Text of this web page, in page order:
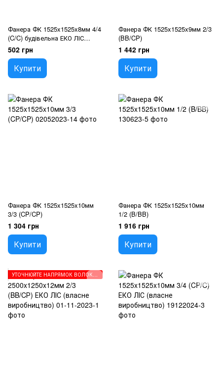
Фанера ФК 1525x1525x8мм 4/4
(C/C) будівельна ЕКО ЛІС
(власне виробництво)
502 грн
Купити
Фанера ФК 1525x1525x9мм 2/3
(BB/CP)
1 442 грн
Купити
Фанера ФК 1525x1525x10мм
3/3 (CP/CP)
1 304 грн
Купити
Фанера ФК 1525x1525x10мм
1/2 (B/BB)
1 916 грн
Купити
УТОЧНЮЙТЕ НАПРЯМОК ВОЛОКОН ПЕРЕД ЗАМОВЛЕННЯМ